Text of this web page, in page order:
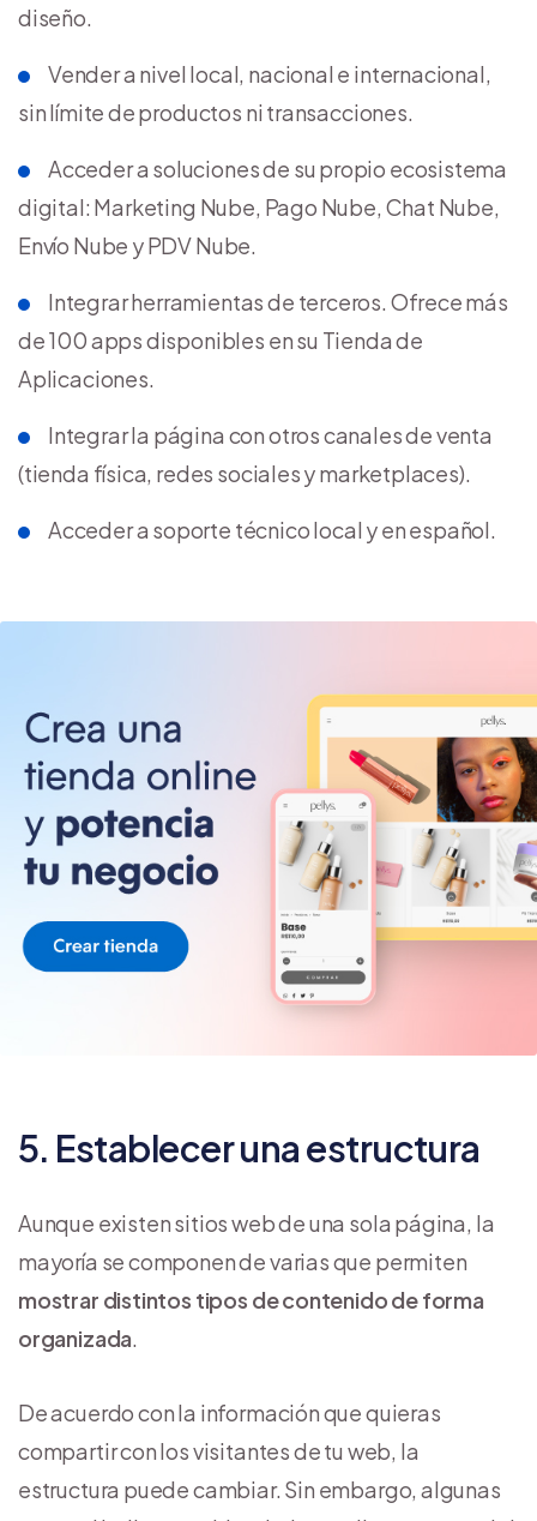
diseño.
Vender a nivel local, nacional e internacional,
sin límite de productos ni transacciones.
Acceder a soluciones de su propio ecosistema
digital: Marketing Nube, Pago Nube, Chat Nube,
Envío Nube y PDV Nube.
Integrar herramientas de terceros. Ofrece más
de 100 apps disponibles en su Tienda de
Aplicaciones.
Integrar la página con otros canales de venta
(tienda física, redes sociales y marketplaces).
Acceder a soporte técnico local y en español.
5. Establecer una estructura
Aunque existen sitios web de una sola página, la
mayoría se componen de varias que permiten
mostrar distintos tipos de contenido de forma
organizada.
De acuerdo con la información que quieras
compartir con los visitantes de tu web, la
estructura puede cambiar. Sin embargo, algunas